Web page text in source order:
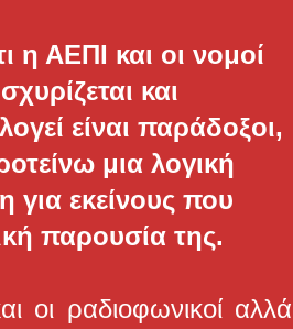
η ΑΕΠΙ και οι νομοί
και
είναι παράδοξοι,
μια λογική
για εκείνους που
παρουσία της.
οι ραδιοφωνικοί αλλά